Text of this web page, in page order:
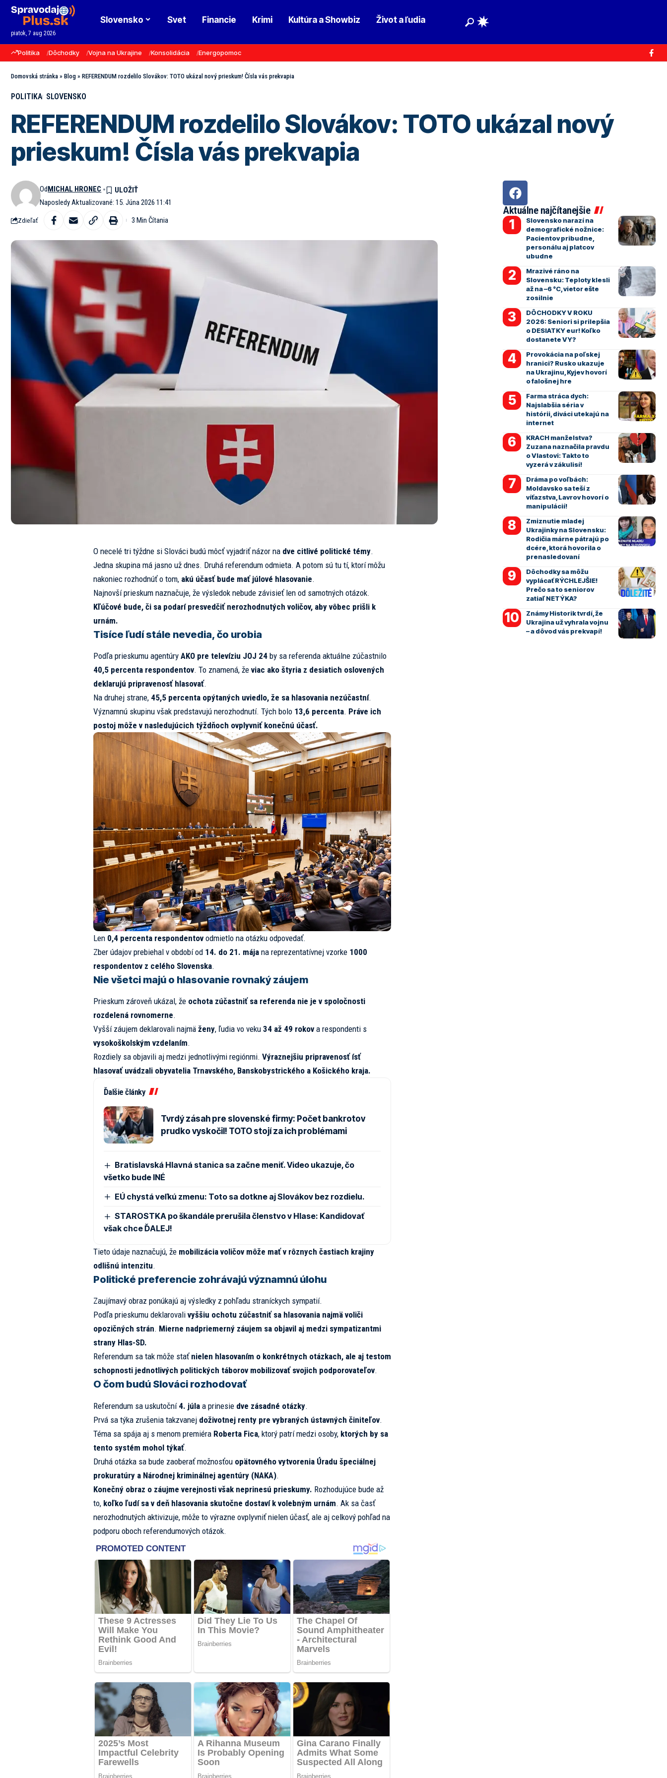
piatok, 7 aug 2026
Slovensko Svet Financie Krimi Kultúra a Showbiz Život a ľudia
Politika Dôchodky Vojna na Ukrajine Konsolidácia Energopomoc
Domovská stránka » Blog » REFERENDUM rozdelilo Slovákov: TOTO ukázal nový prieskum! Čísla vás prekvapia
POLITIKA SLOVENSKO
REFERENDUM rozdelilo Slovákov: TOTO ukázal nový
prieskum! Čísla vás prekvapia
Naposledy Aktualizované: 15. Júna 2026 11:41
OdMICHAL HRONEC
Zdieľať 3 Min Čítania
O necelé tri týždne si Slováci budú môcť vyjadriť názor na dve citlivé politické témy.
Jedna skupina má jasno už dnes. Druhá referendum odmieta. A potom sú tu tí, ktorí môžu
nakoniec rozhodnúť o tom, akú účasť bude mať júlové hlasovanie.
Najnovší prieskum naznačuje, že výsledok nebude závisieť len od samotných otázok.
Kľúčové bude, či sa podarí presvedčiť nerozhodnutých voličov, aby vôbec prišli k
urnám.
Tisíce ľudí stále nevedia, čo urobia
Podľa prieskumu agentúry AKO pre televíziu JOJ 24by sa referenda aktuálne zúčastnilo
40,5 percenta respondentov. To znamená, že viac ako štyria z desiatich oslovených
deklarujú pripravenosť hlasovať.
Na druhej strane, 45,5 percenta opýtaných uviedlo, že sa hlasovania nezúčastní.
Významnú skupinu však predstavujú nerozhodnutí. Tých bolo 13,6 percenta. Práve ich
postoj môže v nasledujúcich týždňoch ovplyvniť konečnú účasť.
Len 0,4 percenta respondentovodmietlo na otázku odpovedať.
Zber údajov prebiehal v období od 14. do 21. májana reprezentatívnej vzorke 1000
respondentov z celého Slovenska.
Nie všetci majú o hlasovanie rovnaký záujem
Prieskum zároveň ukázal, že ochota zúčastniť sa referenda nie je v spoločnosti
rozdelená rovnomerne.
Vyšší záujem deklarovali najmä ženy, ľudia vo veku 34 až 49 rokova respondenti s
vysokoškolským vzdelaním.
Rozdiely sa objavili aj medzi jednotlivými regiónmi. Výraznejšiu pripravenosť ísť
hlasovať uvádzali obyvatelia Trnavského, Banskobystrického a Košického kraja.
Ďalšie články
Tvrdý zásah pre slovenské firmy: Počet bankrotov
prudko vyskočil! TOTO stojí za ich problémami
Bratislavská Hlavná stanica sa začne meniť. Video ukazuje, čo
všetko bude INÉ
EÚ chystá veľkú zmenu: Toto sa dotkne aj Slovákov bez rozdielu.
STAROSTKA po škandále prerušila členstvo v Hlase: Kandidovať
však chce ĎALEJ!
Tieto údaje naznačujú, že mobilizácia voličov môže mať v rôznych častiach krajiny
odlišnú intenzitu.
Politické preferencie zohrávajú významnú úlohu
Zaujímavý obraz ponúkajú aj výsledky z pohľadu straníckych sympatií.
Podľa prieskumu deklarovali vyššiu ochotu zúčastniť sa hlasovania najmä voliči
opozičných strán. Mierne nadpriemerný záujem sa objavil aj medzi sympatizantmi
strany Hlas-SD.
Referendum sa tak môže stať nielen hlasovaním o konkrétnych otázkach, ale aj testom
schopnosti jednotlivých politických táborov mobilizovať svojich podporovateľov.
O čom budú Slováci rozhodovať
Referendum sa uskutoční 4. júlaa prinesie dve zásadné otázky.
Prvá sa týka zrušenia takzvanej doživotnej renty pre vybraných ústavných činiteľov.
Téma sa spája aj s menom premiéra Roberta Fica, ktorý patrí medzi osoby, ktorých by sa
tento systém mohol týkať.
Druhá otázka sa bude zaoberať možnosťou opätovného vytvorenia Úradu špeciálnej
prokuratúry a Národnej kriminálnej agentúry (NAKA).
Konečný obraz o záujme verejnosti však neprinesú prieskumy. Rozhodujúce bude až
to, koľko ľudí sa v deň hlasovania skutočne dostaví k volebným urnám. Ak sa časť
nerozhodnutých aktivizuje, môže to výrazne ovplyvniť nielen účasť, ale aj celkový pohľad na
podporu oboch referendumových otázok.
Aktuálne najčítanejšie
Slovensko narazí na
demografické nožnice:
Pacientov pribudne,
personálu aj platcov
ubudne
Mrazivé ráno na
Slovensku: Teploty klesli
až na –6 °C, vietor ešte
zosilnie
DÔCHODKY V ROKU
2026: Seniori si prilepšia
o DESIATKY eur! Koľko
dostanete VY?
Provokácia na poľskej
hranici? Rusko ukazuje
na Ukrajinu, Kyjev hovorí
o falošnej hre
Farma stráca dych:
Najslabšia séria v
histórii, diváci utekajú na
internet
KRACH manželstva?
Zuzana naznačila pravdu
o Vlastovi: Takto to
vyzerá v zákulisí!
Dráma po voľbách:
Moldavsko sa teší z
víťazstva, Lavrov hovorí o
manipulácií!
Zmiznutie mladej
Ukrajinky na Slovensku:
Rodičia márne pátrajú po
dcére, ktorá hovorila o
prenasledovaní
Dôchodky sa môžu
vyplácať RÝCHLEJŠIE!
Prečo sa to seniorov
zatiaľ NETÝKA?
Známy Historik tvrdí, že
Ukrajina už vyhrala vojnu
– a dôvod vás prekvapí!